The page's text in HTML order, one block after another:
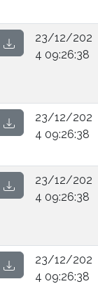
23/12/202
4 09:26:38
23/12/202
4 09:26:38
23/12/202
4 09:26:38
23/12/202
4 09:26:38